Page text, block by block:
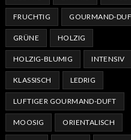
FRUCHTIG GOURMAND-
GRÜNE HOLZIG
HOLZIG-BLUMIG INTENSIV
KLASSISCH LEDRIG
LUFTIGER GOURMAND-DUFT
MOOSIG ORIENTALISCH